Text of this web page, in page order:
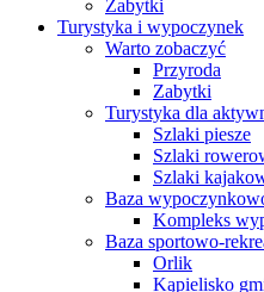
Zabytki
Turystyka i wypoczynek
Warto zobaczyć
Przyroda
Zabytki
Turystyka dla
Szlaki piesze
Szlaki
Szlaki
Baza
Kompleks
Baza sportowo-
Orlik
Kąpielisko